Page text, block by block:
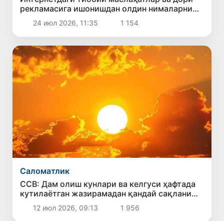
рекламасига ишонишдан олдин нималарни
билиш керак?
24 июл 2026, 11:35 1 154
Саломатлик
ССВ: Дам олиш кунлари ва келгуси ҳафтада
кутилаётган жазирамадан қандай сақланиш
керак?12 июл 2026, 09:13 1 956